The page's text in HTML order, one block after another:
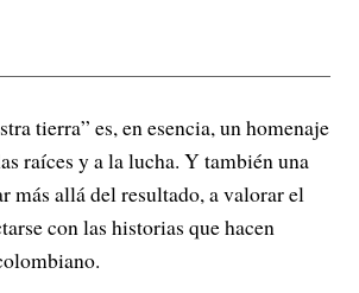
tierra” es, en esencia, un homenaje
raíces y a la lucha. Y también una
más allá del resultado, a valorar el
con las historias que hacen